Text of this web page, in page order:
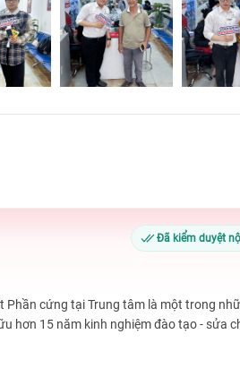
Đã kiểm duyệt
Phần cứng tại Trung tâm là một trong
hơn 15 năm kinh nghiệm đào tạo - sửa